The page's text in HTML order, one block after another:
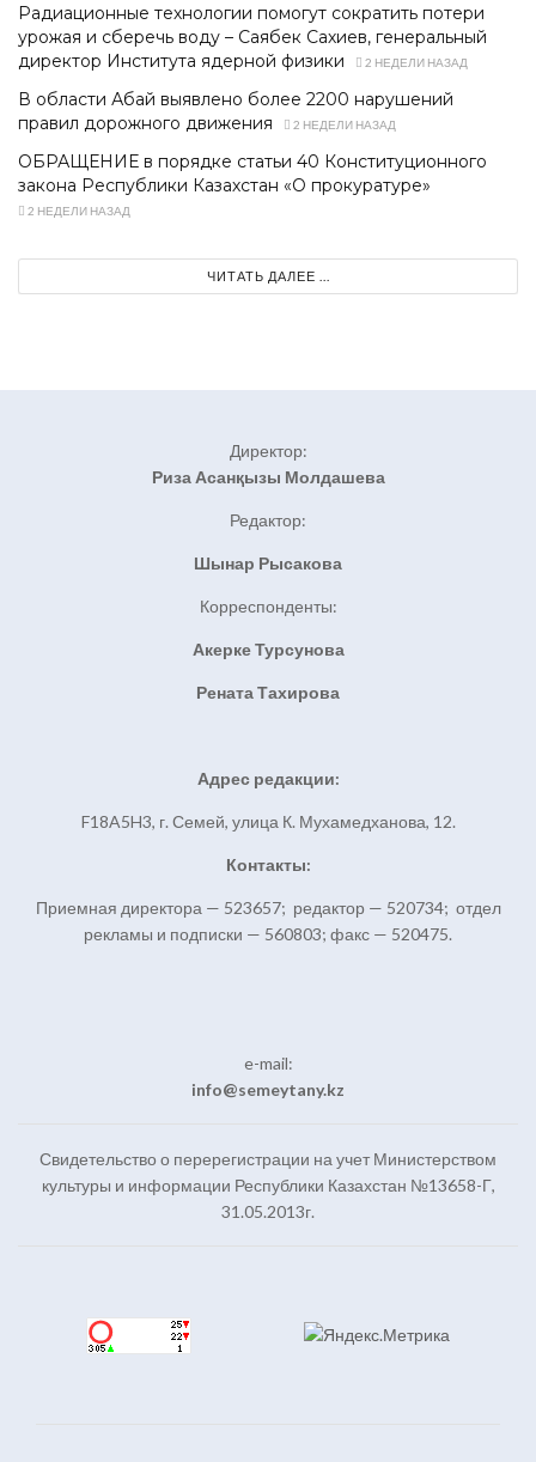
Радиационные технологии помогут сократить потери
урожая и сберечь воду – Саябек Сахиев, генеральный
директор Института ядерной физики
2 НЕДЕЛИ НАЗАД
В области Абай выявлено более 2200 нарушений
правил дорожного движения
2 НЕДЕЛИ НАЗАД
ОБРАЩЕНИЕ в порядке статьи 40 Конституционного
закона Республики Казахстан «О прокуратуре»
2 НЕДЕЛИ НАЗАД
ЧИТАТЬ ДАЛЕЕ ...
Директор:
Риза Асанқызы Молдашева
Редактор:
Шынар Рысакова
Корреспонденты:
Акерке Турсунова
Рената Тахирова
Адрес редакции:
F18A5H3, г. Семей, улица К. Мухамедханова, 12.
Контакты:
Приемная директора — 523657; редактор — 520734; отдел
рекламы и подписки — 560803; факс — 520475.
e-mail:
info@semeytany.kz
Свидетельство о перерегистрации на учет Министерством
культуры и информации Республики Казахстан №13658-Г,
31.05.2013г.